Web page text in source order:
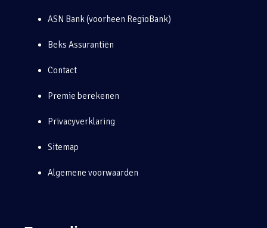
ASN Bank (voorheen RegioBank)
Beks Assurantiën
Contact
Premie berekenen
Privacyverklaring
Sitemap
Algemene voorwaarden